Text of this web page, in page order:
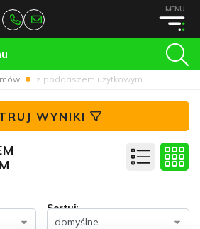
MENU
z poddaszem użytkowym
WYNIKI
Sortuj: